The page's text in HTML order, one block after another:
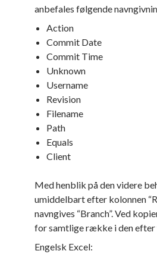
anbefales følgende
Action
Commit Date
Commit Time
Unknown
Username
Revision
Filename
Path
Equals
Client
Med henblik på den videre
umiddelbart efter kolonnen
navngives “Branch”. Ved
for samtlige række i den efter
Engelsk Excel: